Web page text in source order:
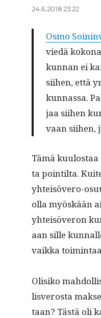
24.6.2018 23:22
Osmo
viedä
kun­nan ei
siihen, että
kun­nas­sa.
jaa siihen
vaan siihen,
Tämä
ta pointil­ta.
yhteisövero-
olla myöskään
yhteisöveron
aan sille
vaik­ka
Olisiko
lisveros­ta
taan? Tästä oli